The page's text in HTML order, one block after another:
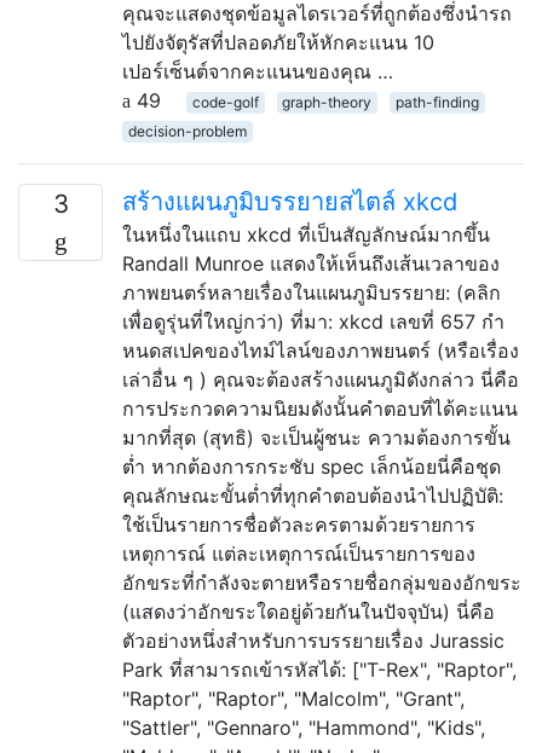
คุณจะแสดงชุดข้อมูลไดรเวอร์ที่ถูกต้องซึ่งนำรถ
ไปยังจัตุรัสที่ปลอดภัยให้หักคะแนน 10
เปอร์เซ็นต์จากคะแนนของคุณ …
49
code-golf graph-theory
path-finding
decision-problem
3 สร้างแผนภูมิบรรยายสไตล์ xkcd
ในหนึ่งในแถบ xkcd ที่เป็นสัญลักษณ์มากขึ้น
Randall Munroe แสดงให้เห็นถึงเส้นเวลาของ
ภาพยนตร์หลายเรื่องในแผนภูมิบรรยาย: (คลิก
เพื่อดูรุ่นที่ใหญ่กว่า) ที่มา: xkcd เลขที่ 657 กำ
หนดสเปคของไทม์ไลน์ของภาพยนตร์ (หรือเรื่อง
เล่าอื่น ๆ ) คุณจะต้องสร้างแผนภูมิดังกล่าว นี่คือ
การประกวดความนิยมดังนั้นคำตอบที่ได้คะแนน
มากที่สุด (สุทธิ) จะเป็นผู้ชนะ ความต้องการขั้น
ต่ำ หากต้องการกระชับ spec เล็กน้อยนี่คือชุด
คุณลักษณะขั้นต่ำที่ทุกคำตอบต้องนำไปปฏิบัติ:
ใช้เป็นรายการชื่อตัวละครตามด้วยรายการ
เหตุการณ์ แต่ละเหตุการณ์เป็นรายการของ
อักขระที่กำลังจะตายหรือรายชื่อกลุ่มของอักขระ
(แสดงว่าอักขระใดอยู่ด้วยกันในปัจจุบัน) นี่คือ
ตัวอย่างหนึ่งสำหรับการบรรยายเรื่อง Jurassic
Park ที่สามารถเข้ารหัสได้: ["T-Rex", "Raptor",
"Raptor", "Raptor", "Malcolm", "Grant",
"Sattler", "Gennaro", "Hammond", "Kids",